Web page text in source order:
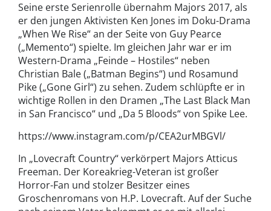
Seine erste Serienrolle übernahm Majors 2017, als
er den jungen Aktivisten Ken Jones im Doku-Drama
„When We Rise“ an der Seite von Guy Pearce
(„Memento“) spielte. Im gleichen Jahr war er im
Western-Drama „Feinde – Hostiles“ neben
Christian Bale („Batman Begins“) und Rosamund
Pike („Gone Girl“) zu sehen. Zudem schlüpfte er in
wichtige Rollen in den Dramen „The Last Black Man
in San Francisco“ und „Da 5 Bloods“ von Spike Lee.
https://www.instagram.com/p/CEA2urMBGVl/
In „Lovecraft Country“ verkörpert Majors Atticus
Freeman. Der Koreakrieg-Veteran ist großer
Horror-Fan und stolzer Besitzer eines
Groschenromans von H.P. Lovecraft. Auf der Suche